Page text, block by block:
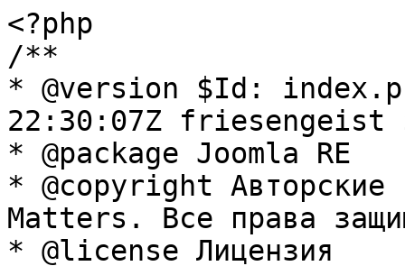
<?php
/**
* @version $Id:
22:30:07Z friesengeist
* @package Joomla RE
* @copyright Авторские
Matters. Все права
* @license Лицензия